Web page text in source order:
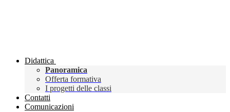
Didattica
Panoramica
Offerta formativa
I progetti delle classi
Contatti
Comunicazioni